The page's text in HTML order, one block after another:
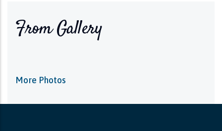
From Gallery
More Photos